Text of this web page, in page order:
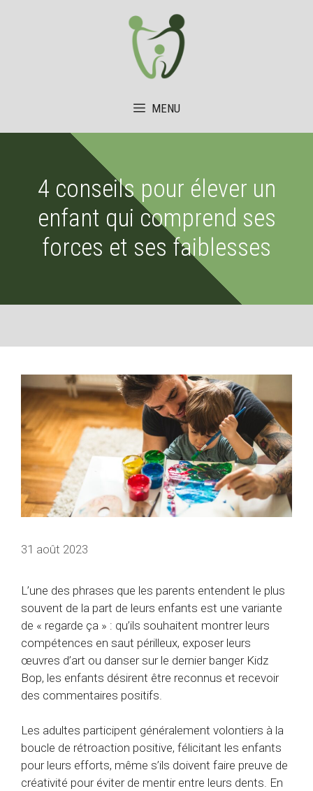
MENU
4 conseils pour élever un
enfant qui comprend ses
forces et ses faiblesses
31 août 2023
L’une des phrases que les parents entendent le plus
souvent de la part de leurs enfants est une variante
de « regarde ça » : qu’ils souhaitent montrer leurs
compétences en saut périlleux, exposer leurs
œuvres d’art ou danser sur le dernier banger Kidz
Bop, les enfants désirent être reconnus et recevoir
des commentaires positifs.
Les adultes participent généralement volontiers à la
boucle de rétroaction positive, félicitant les enfants
pour leurs efforts, même s’ils doivent faire preuve de
créativité pour éviter de mentir entre leurs dents. En